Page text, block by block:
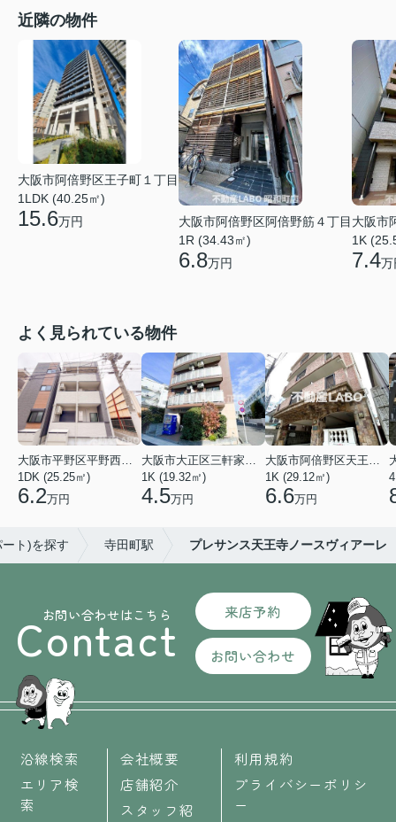
近隣の物件
大阪市阿倍野区王子町１丁目
1LDK (40.25㎡)
15.6万円
大阪市阿倍野区阿倍野筋４丁目
1R (34.43㎡)
6.8万円
大阪市
1K
7.4万
よく見られている物件
1DK (25.25㎡)
6.2万円
1K (19.32㎡)
4.5万円
1K (29.12㎡)
6.6万円
ト)を探す 寺田町駅 プレサンス天王寺ノースヴィアーレ
お問い合わせはこちら
Contact 来店予約
お問い合わせ
沿線検索
エリア検
索
会社概要
店舗紹介
スタッフ紹
利用規約
プライバシーポリシ
ー